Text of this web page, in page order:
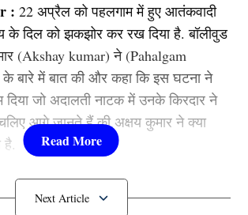
: 22 अप्रैल को पहलगाम में हुए आतंकवादी
के दिल को झकझोर कर रख दिया है. बॉलीवुड
(Akshay kumar) ने (Pahalgam
बारे में बात की और कहा कि इस घटना ने
जो अदालती नाटक में उनके किरदार ने
आगे जानते हैं की अक्षय कुमार ने क्या
है.
terrorist attack पर अक्षय